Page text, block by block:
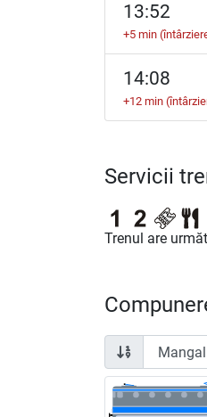
13:52
+5 min
14:08
+12 min
Servicii
Trenul are